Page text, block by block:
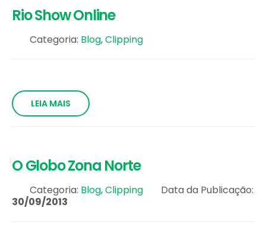
Rio Show Online
Categoria: Blog,Clipping
LEIA MAIS
O Globo Zona Norte
Categoria: Blog,Clipping
Data da Publicação:
30/09/2013